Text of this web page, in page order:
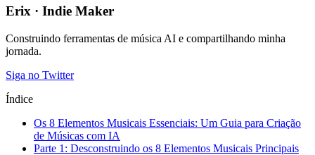
Erix · Indie Maker
Construindo ferramentas de música AI e compartilhando minha
jornada.
Siga no Twitter
Índice
Os 8 Elementos Musicais Essenciais: Um Guia para Criação
de Músicas com IA
Parte 1: Desconstruindo os 8 Elementos Musicais Principais